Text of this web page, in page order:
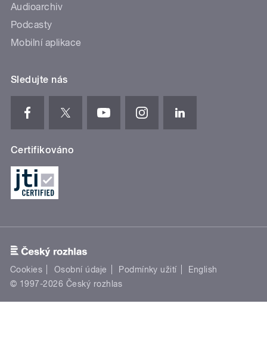
Audioarchiv
Podcasty
Mobilní aplikace
Sledujte nás
Certifikováno
Cookies Osobní údaje Podmínky užití
English
© 1997-2026 Český rozhlas